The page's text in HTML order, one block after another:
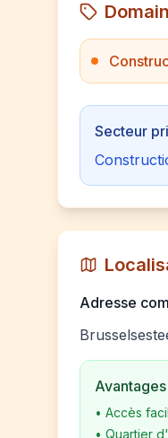
Secteur
Adresse
• Accès
• Quartier